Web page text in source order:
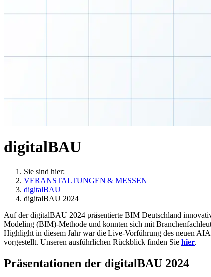
digitalBAU
Sie sind hier:
VERANSTALTUNGEN & MESSEN
digitalBAU
digitalBAU 2024
Auf der digitalBAU 2024 präsentierte BIM Deutschland
Modeling (BIM)-Methode und konnten sich mit
Highlight in diesem Jahr war die Live-Vorführung des neuen
vorgestellt. Unseren ausführlichen Rückblick finden Sie hier.
Präsentationen der digitalBAU 2024